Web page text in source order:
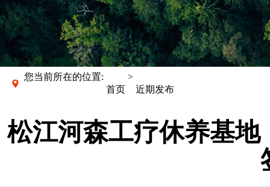
您当前所在的位置: 首页 > 近期发布
松江河森工疗休养基